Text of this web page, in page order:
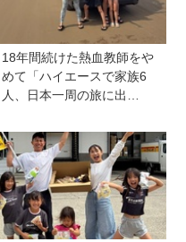
18年間続けた熱血教師をや
めて「ハイエースで家族6
人、日本一周の旅に出
きっかけに、新たな一歩を
踏み出した教師夫妻の決断